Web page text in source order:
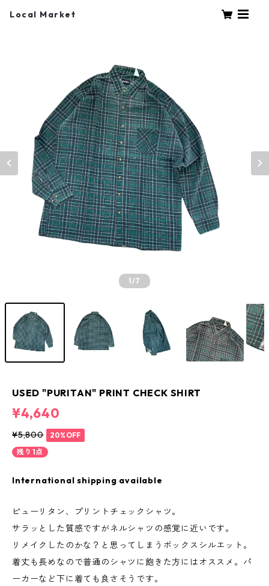
Local Market
1/7
USED "PURITAN" PRINT CHECK SHIRT
¥4,640
¥5,800
20%OFF
残り1点
International shipping available
ピューリタン、プリントチェックシャツ。
サラッとした質感ですがネルシャツの感覚に近いです。
リメイクしたのかな？と思ってしまうボックスシルエット。
着丈も長めなので普通のシャツに飽きた方にはオススメ。パ
ーカーなど下に着ても良さそうです。